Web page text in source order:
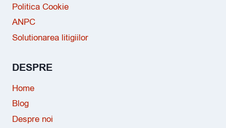
Politica Cookie
ANPC
Solutionarea litigiilor
DESPRE
Home
Blog
Despre noi